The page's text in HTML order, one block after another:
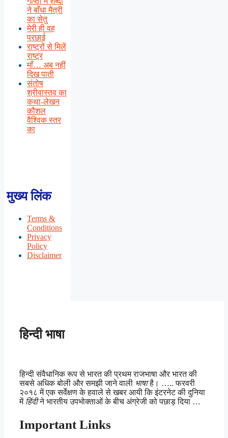
ने बाँधा मैत्री
का सेतु
मेरी ही वह
परछाई
राष्ट्रों से मिलें
राष्ट्र
माँ… अब नहीं
दिख पाती
संतोष
श्रीवास्तव का
कथा-लेखन
कौशल
वैश्विक स्तर
का
मुख्य लिंक
Terms &
Conditions
Privacy
Policy
Disclaimer
हिन्दी भाषा
हिन्दी संवैधानिक रूप से भारत की प्रथम राजभाषा और भारत की
सबसे अधिक बोली और समझी जाने वाली भाषाहै। ….. फरवरी
२०१८ में एक सर्वेक्षण के हवाले से खबर आयी कि इंटरनेट की दुनिया
में हिंदीने भारतीय उपभोक्ताओं के बीच अंग्रेजी को पछाड़ दिया …
Important Links